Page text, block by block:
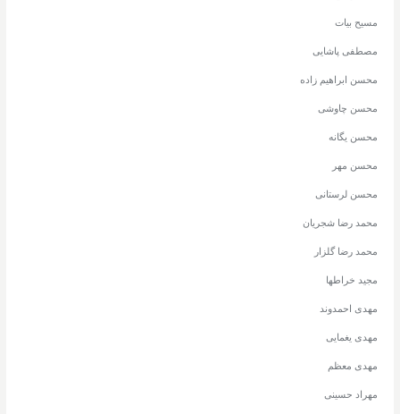
مسیح بیات
مصطفی پاشایی
محسن ابراهیم زاده
محسن چاوشی
محسن یگانه
محسن مهر
محسن لرستانی
محمد رضا شجریان
محمد رضا گلزار
مجید خراطها
مهدی احمدوند
مهدی یغمایی
مهدی معظم
مهراد حسینی